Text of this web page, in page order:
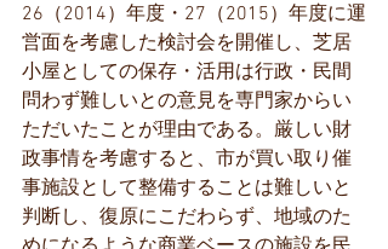
26（2014）年度・27（2015）年度に運
営面を考慮した検討会を開催し、芝居
小屋としての保存・活用は行政・民間
問わず難しいとの意見を専門家からい
ただいたことが理由である。厳しい財
政事情を考慮すると、市が買い取り催
事施設として整備することは難しいと
判断し、復原にこだわらず、地域のた